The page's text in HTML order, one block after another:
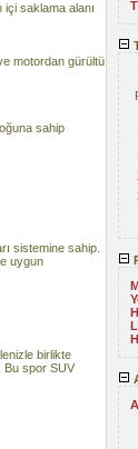
saklama alanı
motordan gürültü
sahip
sistemine sahip.
uygun
birlikte
Bu spor SUV